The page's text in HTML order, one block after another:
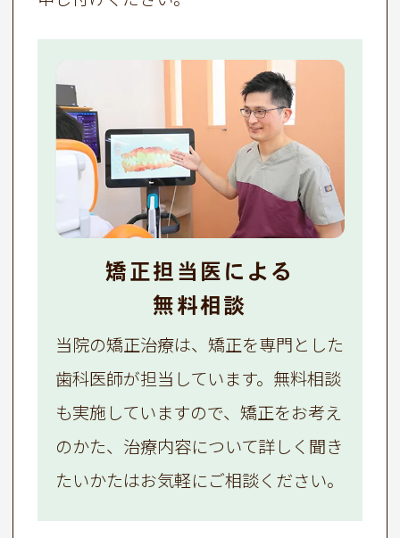
矯正担当医による
無料相談
当院の矯正治療は、矯正を専門とした
歯科医師が担当しています。無料相談
も実施していますので、矯正をお考え
のかた、治療内容について詳しく聞き
たいかたはお気軽にご相談ください。